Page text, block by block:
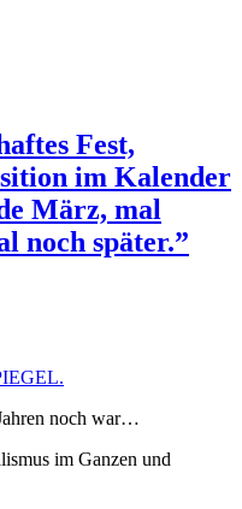
Fest,
im Kalender
März, mal
noch später.”
noch war…
im Ganzen und